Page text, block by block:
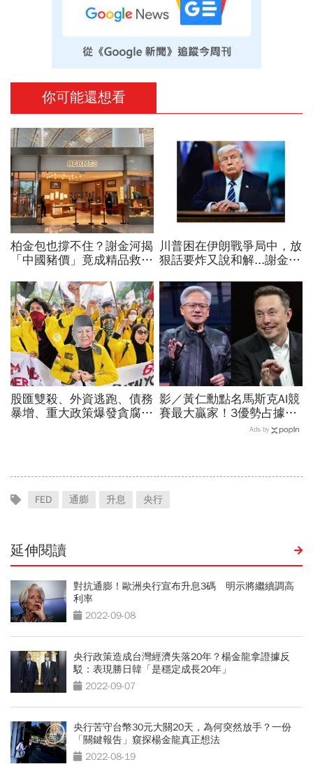
你可能還想看
柏金包也撐不住？謝金河揭
「中國豬價」竟成精品救命
要繼續等下去
川普困在伊朗戰爭局中，放
狠話要炸又說和解...謝金河
一個國家的未來
股匯雙殺、外資逃跑、債務
暴增、重大政策爆發貪腐
影／黃仁勳點名馬斯克AI競
賽最大贏家！3優勢占據重
要位置…SpaceX全用輝達
Ads by
FED 通膨 升息 央行
延伸閱讀
對抗通膨！歐洲央行宣布升息3碼 明示將繼續調高
利率
2022-09-08
央行政策造成台灣經濟失落20年？楊金龍拿證據反
駁：表現勝日韓「是穩定成長20年」
2022-09-07
央行苦守台幣30元大關20天，為何突然放手？一份
「關鍵報告」窺探楊金龍真正想法
2022-08-19